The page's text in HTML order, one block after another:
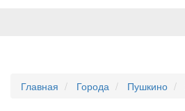
Главная Города Пушкино